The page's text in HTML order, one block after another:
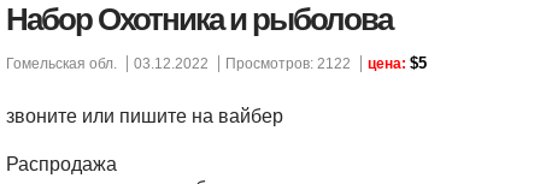
Набор Охотника и рыболова
Гомельская обл. 03.12.2022 Просмотров: 2122 цена: $5
звоните или пишите на вайбер
Распродажа